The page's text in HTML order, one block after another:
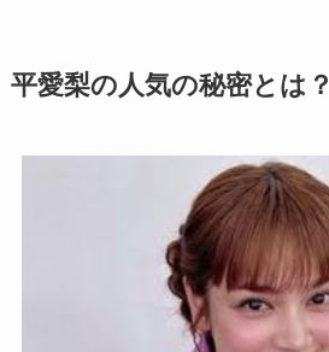
平愛梨の人気の秘密とは？